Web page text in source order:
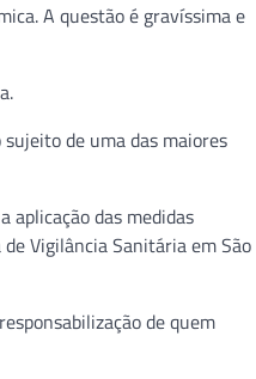
A questão é gravíssima e
de uma das maiores
aplicação das medidas
Vigilância Sanitária em São
de quem